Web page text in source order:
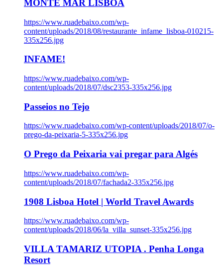
MONTE MAR LISBOA
https://www.ruadebaixo.com/wp-
content/uploads/2018/08/restaurante_infame_lisboa-010215-
335x256.jpg
INFAME!
https://www.ruadebaixo.com/wp-
content/uploads/2018/07/dsc2353-335x256.jpg
Passeios no Tejo
https://www.ruadebaixo.com/wp-content/uploads/2018/07/o-
prego-da-peixaria-5-335x256.jpg
O Prego da Peixaria vai pregar para Algés
https://www.ruadebaixo.com/wp-
content/uploads/2018/07/fachada2-335x256.jpg
1908 Lisboa Hotel | World Travel Awards
https://www.ruadebaixo.com/wp-
content/uploads/2018/06/la_villa_sunset-335x256.jpg
VILLA TAMARIZ UTOPIA . Penha Longa
Resort